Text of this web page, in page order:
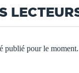
publié pour le moment.